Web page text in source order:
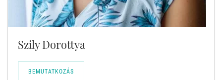
Szily Dorottya
BEMUTATKOZÁS